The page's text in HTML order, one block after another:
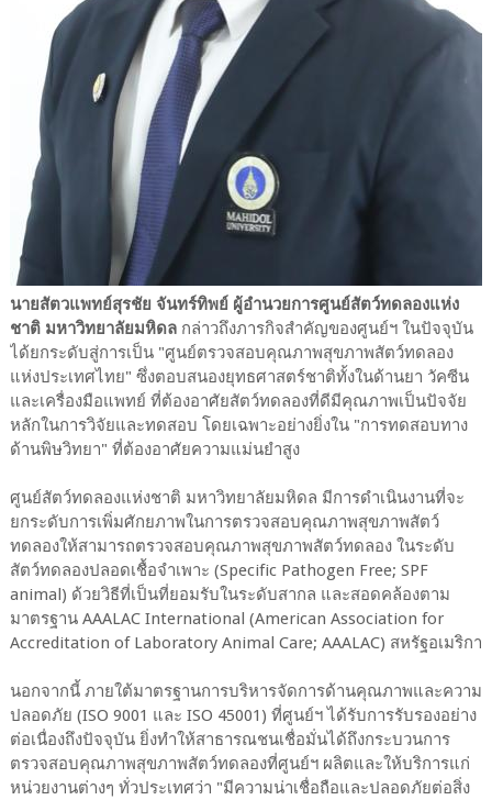
นายสัตวแพทย์สุรชัย จันทร์ทิพย์ ผู้อำนวยการศูนย์สัตว์ทดลองแห่ง
ชาติ มหาวิทยาลัยมหิดลกล่าวถึงภารกิจสำคัญของศูนย์ฯ ในปัจจุบัน
ได้ยกระดับสู่การเป็น "ศูนย์ตรวจสอบคุณภาพสุขภาพสัตว์ทดลอง
แห่งประเทศไทย" ซึ่งตอบสนองยุทธศาสตร์ชาติทั้งในด้านยา วัคซีน
และเครื่องมือแพทย์ ที่ต้องอาศัยสัตว์ทดลองที่ดีมีคุณภาพเป็นปัจจัย
หลักในการวิจัยและทดสอบ โดยเฉพาะอย่างยิ่งใน "การทดสอบทาง
ด้านพิษวิทยา" ที่ต้องอาศัยความแม่นยำสูง
ศูนย์สัตว์ทดลองแห่งชาติ มหาวิทยาลัยมหิดล มีการดำเนินงานที่จะ
ยกระดับการเพิ่มศักยภาพในการตรวจสอบคุณภาพสุขภาพสัตว์
ทดลองให้สามารถตรวจสอบคุณภาพสุขภาพสัตว์ทดลอง ในระดับ
สัตว์ทดลองปลอดเชื้อจำเพาะ (Specific Pathogen Free; SPF
animal) ด้วยวิธีที่เป็นที่ยอมรับในระดับสากล และสอดคล้องตาม
มาตรฐาน AAALAC International (American Association for
Accreditation of Laboratory Animal Care; AAALAC) สหรัฐอเมริกา
นอกจากนี้ ภายใต้มาตรฐานการบริหารจัดการด้านคุณภาพและความ
ปลอดภัย (ISO 9001 และ ISO 45001) ที่ศูนย์ฯ ได้รับการรับรองอย่าง
ต่อเนื่องถึงปัจจุบัน ยิ่งทำให้สาธารณชนเชื่อมั่นได้ถึงกระบวนการ
ตรวจสอบคุณภาพสุขภาพสัตว์ทดลองที่ศูนย์ฯ ผลิตและให้บริการแก่
หน่วยงานต่างๆ ทั่วประเทศว่า "มีความน่าเชื่อถือและปลอดภัยต่อสิ่ง